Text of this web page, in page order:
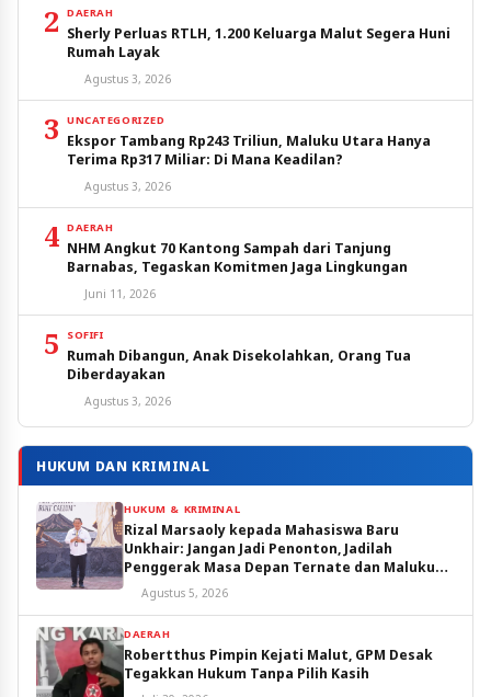
2 DAERAH
Sherly Perluas RTLH, 1.200 Keluarga Malut Segera Huni
Rumah Layak
Agustus 3, 2026
3 UNCATEGORIZED
Ekspor Tambang Rp243 Triliun, Maluku Utara Hanya
Terima Rp317 Miliar: Di Mana Keadilan?
Agustus 3, 2026
4 DAERAH
NHM Angkut 70 Kantong Sampah dari Tanjung
Barnabas, Tegaskan Komitmen Jaga Lingkungan
Juni 11, 2026
5 SOFIFI
Rumah Dibangun, Anak Disekolahkan, Orang Tua
Diberdayakan
Agustus 3, 2026
HUKUM DAN KRIMINAL
HUKUM & KRIMINAL
Rizal Marsaoly kepada Mahasiswa Baru
Unkhair: Jangan Jadi Penonton, Jadilah
Penggerak Masa Depan Ternate dan Maluku
Utara
Agustus 5, 2026
DAERAH
Robertthus Pimpin Kejati Malut, GPM Desak
Tegakkan Hukum Tanpa Pilih Kasih